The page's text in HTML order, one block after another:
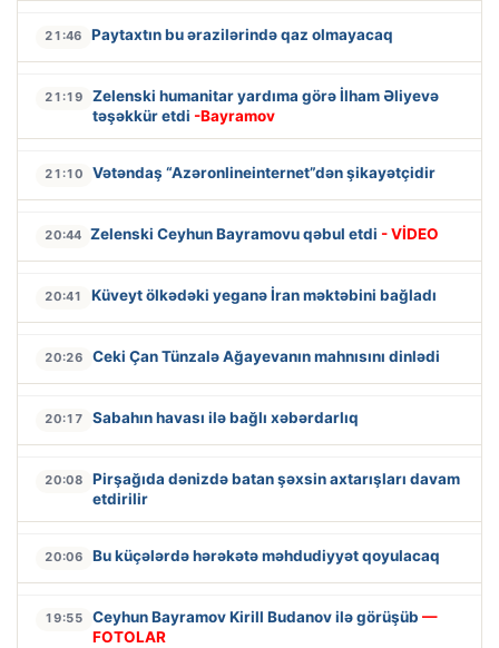
21:46 Paytaxtın bu ərazilərində qaz olmayacaq
21:19
Zelenski humanitar yardıma görə İlham Əliyevə
təşəkkür etdi -Bayramov
21:10 Vətəndaş “Azəronlineinternet”dən şikayətçidir
20:44 Zelenski Ceyhun Bayramovu qəbul etdi - VİDEO
20:41 Küveyt ölkədəki yeganə İran məktəbini bağladı
20:26 Ceki Çan Tünzalə Ağayevanın mahnısını dinlədi
20:17 Sabahın havası ilə bağlı xəbərdarlıq
20:08
Pirşağıda dənizdə batan şəxsin axtarışları davam
etdirilir
20:06 Bu küçələrdə hərəkətə məhdudiyyət qoyulacaq
19:55 Ceyhun Bayramov Kirill Budanov ilə görüşüb —
FOTOLAR